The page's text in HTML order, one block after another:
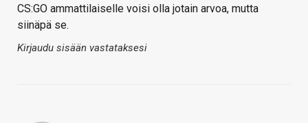
CS:GO ammattilaiselle voisi olla jotain arvoa, mutta
siinäpä se.
Kirjaudu sisään vastataksesi